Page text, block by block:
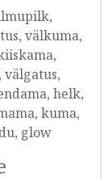
välkuma,
helk,
kuma,
glow